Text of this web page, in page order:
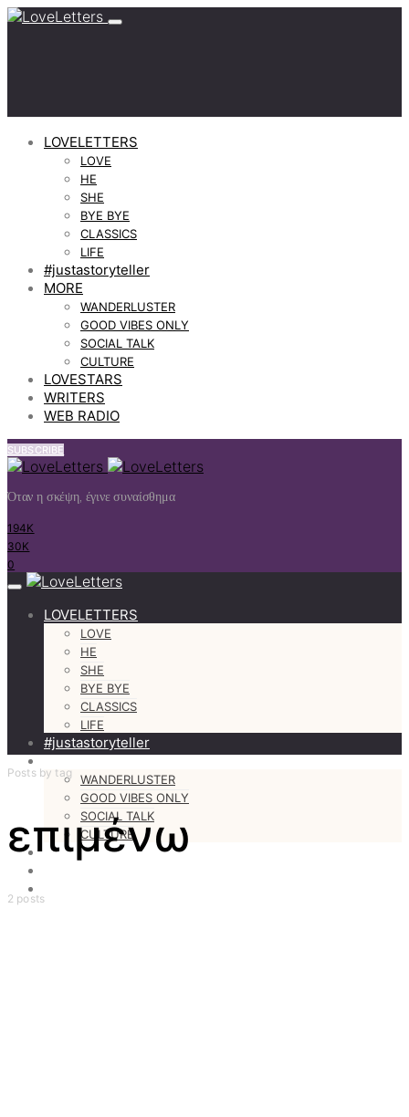
LOVELETTERS
LOVE
HE
SHE
BYE BYE
CLASSICS
LIFE
#justastoryteller
MORE
WANDERLUSTER
GOOD VIBES ONLY
SOCIAL TALK
CULTURE
LOVESTARS
WRITERS
WEB RADIO
SUBSCRIBE
Όταν η σκέψη, έγινε συναίσθημα
194K
30K
0
LOVELETTERS
LOVE
HE
SHE
BYE BYE
CLASSICS
LIFE
#justastoryteller
MORE
WANDERLUSTER
GOOD VIBES ONLY
SOCIAL TALK
CULTURE
LOVESTARS
Posts by tag
επιμένω
2 posts